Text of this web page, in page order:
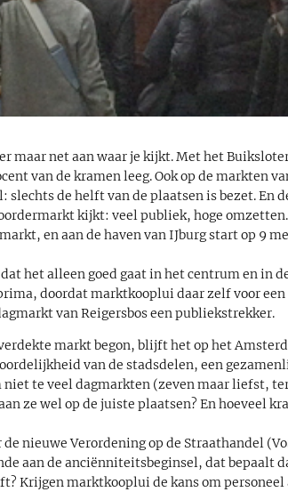
maar net aan waar je kijkt. Met het
van de kramen leeg. Ook op de markten
de helft van de plaatsen is bezet. En
kijkt: veel publiek, hoge
en aan de haven van IJburg start op 9
het alleen goed gaat in het centrum en in
doordat marktkooplui daar zelf voor
van Reigersbos een publiekstrekker.
markt begon, blijft het op het
van de stadsdelen, een
te veel dagmarkten (zeven maar liefst,
ze wel op de juiste plaatsen? En hoeveel
nieuwe Verordening op de Straathandel
aan de anciënniteitsbeginsel, dat bepaalt
Krijgen marktkooplui de kans om personeel